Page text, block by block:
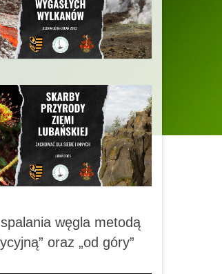
węgla metodą
oraz „od góry”